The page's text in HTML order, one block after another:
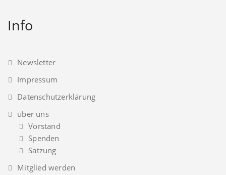
Info
Newsletter
Impressum
Datenschutzerklärung
über uns
Vorstand
Spenden
Satzung
Mitglied werden